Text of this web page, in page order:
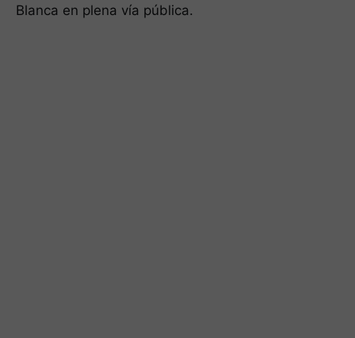
Blanca en plena vía pública.